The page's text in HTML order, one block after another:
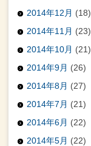
2014年12月 (18)
2014年11月 (23)
2014年10月 (21)
2014年9月 (26)
2014年8月 (27)
2014年7月 (21)
2014年6月 (22)
2014年5月 (22)